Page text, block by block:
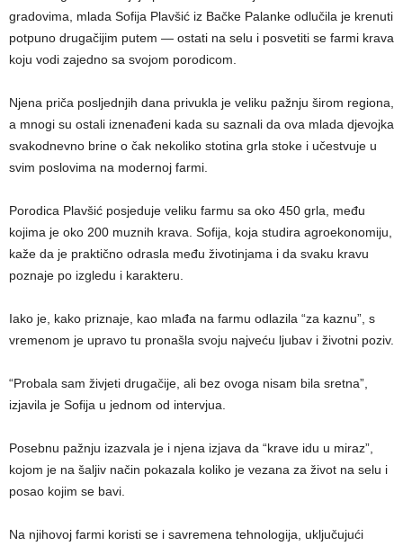
gradovima, mlada Sofija Plavšić iz Bačke Palanke odlučila je krenuti
potpuno drugačijim putem — ostati na selu i posvetiti se farmi krava
koju vodi zajedno sa svojom porodicom.
Njena priča posljednjih dana privukla je veliku pažnju širom regiona,
a mnogi su ostali iznenađeni kada su saznali da ova mlada djevojka
svakodnevno brine o čak nekoliko stotina grla stoke i učestvuje u
svim poslovima na modernoj farmi.
Porodica Plavšić posjeduje veliku farmu sa oko 450 grla, među
kojima je oko 200 muznih krava. Sofija, koja studira agroekonomiju,
kaže da je praktično odrasla među životinjama i da svaku kravu
poznaje po izgledu i karakteru.
Iako je, kako priznaje, kao mlađa na farmu odlazila “za kaznu”, s
vremenom je upravo tu pronašla svoju najveću ljubav i životni poziv.
“Probala sam živjeti drugačije, ali bez ovoga nisam bila sretna”,
izjavila je Sofija u jednom od intervjua.
Posebnu pažnju izazvala je i njena izjava da “krave idu u miraz”,
kojom je na šaljiv način pokazala koliko je vezana za život na selu i
posao kojim se bavi.
Na njihovoj farmi koristi se i savremena tehnologija, uključujući